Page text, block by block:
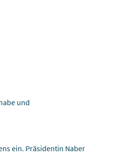
und
ein. Präsidentin Naber